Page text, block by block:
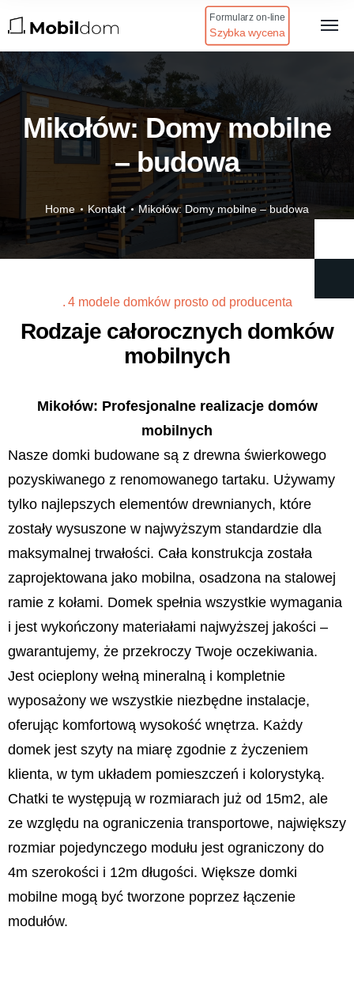
Formularz on-line
Szybka wycena
Mikołów: Domy mobilne
– budowa
Home Kontakt Mikołów: Domy mobilne – budowa
4 modele domków prosto od producenta
Rodzaje całorocznych domków
mobilnych
Mikołów: Profesjonalne realizacje domów
mobilnych
Nasze domki budowane są z drewna świerkowego
pozyskiwanego z renomowanego tartaku. Używamy
tylko najlepszych elementów drewnianych, które
zostały wysuszone w najwyższym standardzie dla
maksymalnej trwałości. Cała konstrukcja została
zaprojektowana jako mobilna, osadzona na stalowej
ramie z kołami. Domek spełnia wszystkie wymagania
i jest wykończony materiałami najwyższej jakości –
gwarantujemy, że przekroczy Twoje oczekiwania.
Jest ocieplony wełną mineralną i kompletnie
wyposażony we wszystkie niezbędne instalacje,
oferując komfortową wysokość wnętrza. Każdy
domek jest szyty na miarę zgodnie z życzeniem
klienta, w tym układem pomieszczeń i kolorystyką.
Chatki te występują w rozmiarach już od 15m2, ale
ze względu na ograniczenia transportowe, największy
rozmiar pojedynczego modułu jest ograniczony do
4m szerokości i 12m długości. Większe domki
mobilne mogą być tworzone poprzez łączenie
modułów.